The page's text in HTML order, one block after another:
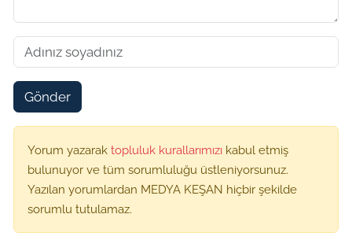
Gönder
Yorum yazarak topluluk kurallarımızı kabul etmiş
bulunuyor ve tüm sorumluluğu üstleniyorsunuz.
Yazılan yorumlardan MEDYA KEŞAN hiçbir şekilde
sorumlu tutulamaz.